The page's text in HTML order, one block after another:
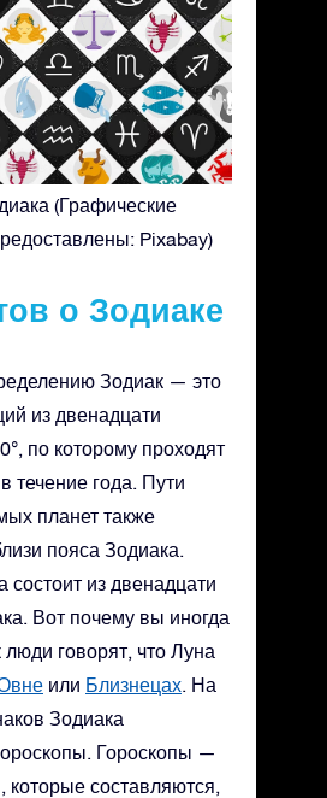
(Графические
Pixabay)
о Зодиаке
Зодиак — это
из двенадцати
по которому проходят
течение года. Пути
планет также
пояса Зодиака.
состоит из двенадцати
Вот почему вы иногда
говорят, что Луна
или Близнецах. На
Зодиака
Гороскопы —
которые составляются,